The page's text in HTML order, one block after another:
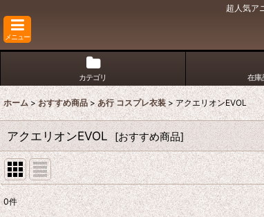
超人気ア
メニュー
カテゴリ 在庫
ホーム > おすすめ商品 > あ行 コスプレ衣装 > アクエリオンEVOL
アクエリオンEVOL [おすすめ商品]
表示数:
0件